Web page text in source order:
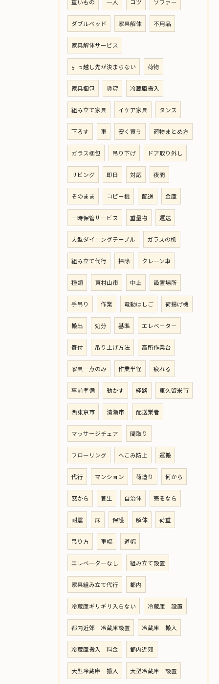
重いもの 一人 コツ ソファー
ダブルベッド 家具解体 不用品
家具解体サービス
引っ越し先が決まらない 荷物
家具梱包 賃貸 冷蔵庫搬入
組み立て家具 イケア家具 タンス
下ろす 車 安く買う 荷物まとめ方
ガラス梱包 吊り下げ ドア取り外し
リビング 即日 対応 夜間
そのまま コピー機 配送 金庫
一時保管サービス 重量物 運送
大型ダイニングテーブル ガラスの机
組み立て代行 掃除 クレーン車
種類 東村山市 中止 設置場所
手吊り 作業 電動はしご 荷揚げ機
搬出 処分 基準 エレベーター
寄付 吊り上げ方法 高所作業台
家具一点のみ 作業半径 疲れる
事前準備 動かす 経路 東久留米市
西東京市 清瀬市 配送業者
マッサージチェア 間取り
フローリング へこみ防止 運搬
代行 マンション 荷造り 何から
窓から 養生 自治体 売るなら
耐震 床 保護 解体 荷重
吊り方 車幅 道幅
エレベーターなし 組み立て設置
家具組み立て代行 都内
冷蔵庫ギリギリ入らない 冷蔵庫 設置
都内近郊 冷蔵庫設置 冷蔵庫 搬入
冷蔵庫搬入 料金 都内近郊
大型冷蔵庫 搬入 大型冷蔵庫 設置